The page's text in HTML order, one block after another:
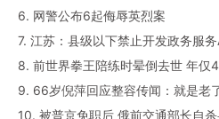
6. 网警公布6起侮辱英烈案
7. 江苏：县级以下禁止开发政务服务
8. 前世界拳王陪练时晕倒去世 年仅
9. 66岁倪萍回应整容传闻：就是老
10. 被普京免职后 俄前交通部长自